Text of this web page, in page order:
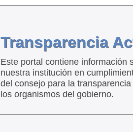
Transparencia
Este portal contiene información
nuestra institución en
del consejo para la
los organismos del gobierno.